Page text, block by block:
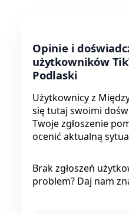
Opinie i
użytkowników
Podlaski
Użytkownicy z
się tutaj swoimi
Twoje zgłoszenie
ocenić aktualną
Brak zgłoszeń
problem? Daj nam